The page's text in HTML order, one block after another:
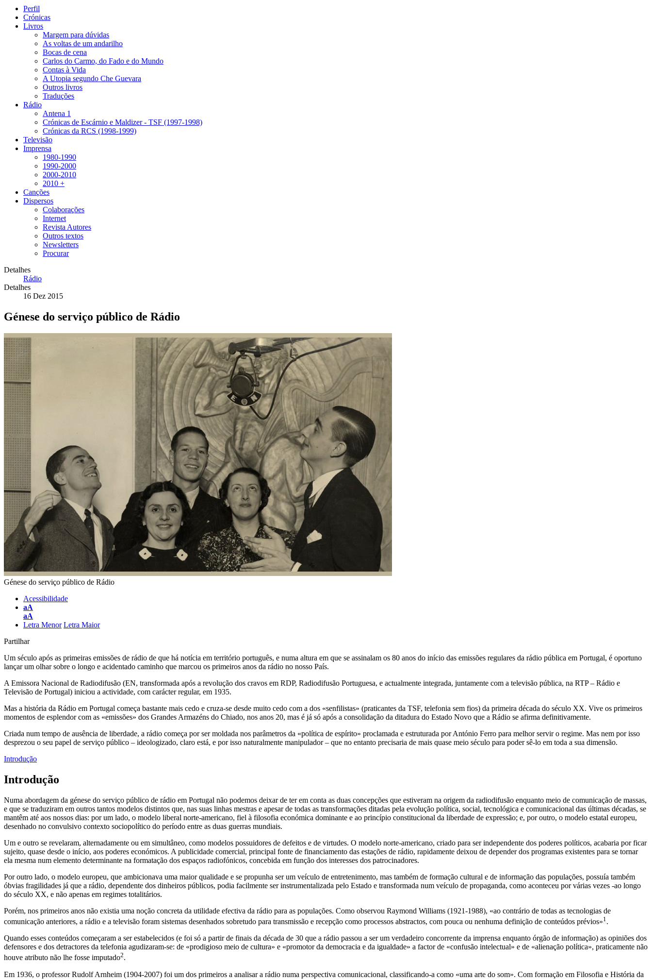
Perfil
Crónicas
Livros
Margem para dúvidas
As voltas de um andarilho
Bocas de cena
Carlos do Carmo, do Fado e do Mundo
Contas à Vida
A Utopia segundo Che Guevara
Outros livros
Traduções
Rádio
Antena 1
Crónicas de Escárnio e Maldizer - TSF (1997-1998)
Crónicas da RCS (1998-1999)
Televisão
Imprensa
1980-1990
1990-2000
2000-2010
2010 +
Canções
Dispersos
Colaborações
Internet
Revista Autores
Outros textos
Newsletters
Procurar
Detalhes
Rádio
Detalhes
16 Dez 2015
Génese do serviço público de Rádio
Génese do serviço público de Rádio
Acessibilidade
aA
aA
Letra Menor Letra Maior
Partilhar
Um século após as primeiras emissões de rádio de que há notícia em território português, e numa altura em que se assinalam os 80 anos do início das emissões regulares da rádio pública em Portugal, é oportuno
lançar um olhar sobre o longo e acidentado caminho que marcou os primeiros anos da rádio no nosso País.
A Emissora Nacional de Radiodifusão (EN, transformada após a revolução dos cravos em RDP, Radiodifusão Portuguesa, e actualmente integrada, juntamente com a televisão pública, na RTP – Rádio e
Televisão de Portugal) iniciou a actividade, com carácter regular, em 1935.
Mas a história da Rádio em Portugal começa bastante mais cedo e cruza-se desde muito cedo com a dos «senfilistas» (praticantes da TSF, telefonia sem fios) da primeira década do século XX. Vive os primeiros
momentos de esplendor com as «emissões» dos Grandes Armazéns do Chiado, nos anos 20, mas é já só após a consolidação da ditadura do Estado Novo que a Rádio se afirma definitivamente.
Criada num tempo de ausência de liberdade, a rádio começa por ser moldada nos parâmetros da «política de espírito» proclamada e estruturada por António Ferro para melhor servir o regime. Mas nem por isso
desprezou o seu papel de serviço público – ideologizado, claro está, e por isso naturalmente manipulador – que no entanto precisaria de mais quase meio século para poder sê-lo em toda a sua dimensão.
Introdução
Introdução
Numa abordagem da génese do serviço público de rádio em Portugal não podemos deixar de ter em conta as duas concepções que estiveram na origem da radiodifusão enquanto meio de comunicação de massas,
e que se traduziram em outros tantos modelos distintos que, nas suas linhas mestras e apesar de todas as transformações ditadas pela evolução política, social, tecnológica e comunicacional das últimas décadas, se
mantêm até aos nossos dias: por um lado, o modelo liberal norte-americano, fiel à filosofia económica dominante e ao princípio constitucional da liberdade de expressão; e, por outro, o modelo estatal europeu,
desenhado no convulsivo contexto sociopolítico do período entre as duas guerras mundiais.
Um e outro se revelaram, alternadamente ou em simultâneo, como modelos possuidores de defeitos e de virtudes. O modelo norte-americano, criado para ser independente dos poderes políticos, acabaria por ficar
sujeito, quase desde o início, aos poderes económicos. A publicidade comercial, principal fonte de financiamento das estações de rádio, rapidamente deixou de depender dos programas existentes para se tornar
ela mesma num elemento determinante na formatação dos espaços radiofónicos, concebida em função dos interesses dos patrocinadores.
Por outro lado, o modelo europeu, que ambicionava uma maior qualidade e se propunha ser um veículo de entretenimento, mas também de formação cultural e de informação das populações, possuía também
óbvias fragilidades já que a rádio, dependente dos dinheiros públicos, podia facilmente ser instrumentalizada pelo Estado e transformada num veículo de propaganda, como aconteceu por várias vezes -ao longo
do século XX, e não apenas em regimes totalitários.
Porém, nos primeiros anos não existia uma noção concreta da utilidade efectiva da rádio para as populações. Como observou Raymond Williams (1921-1988), «ao contrário de todas as tecnologias de
comunicação anteriores, a rádio e a televisão foram sistemas desenhados sobretudo para transmissão e recepção como processos abstractos, com pouca ou nenhuma definição de conteúdos prévios»1.
Quando esses conteúdos começaram a ser estabelecidos (e foi só a partir de finais da década de 30 que a rádio passou a ser um verdadeiro concorrente da imprensa enquanto órgão de informação) as opiniões dos
defensores e dos detractores da telefonia agudizaram-se: de «prodigioso meio de cultura» e «promotor da democracia e da igualdade» a factor de «confusão intelectual» e de «alienação política», praticamente não
houve atributo não lhe fosse imputado2.
Em 1936, o professor Rudolf Arnheim (1904-2007) foi um dos primeiros a analisar a rádio numa perspectiva comunicacional, classificando-a como «uma arte do som». Com formação em Filosofia e História da